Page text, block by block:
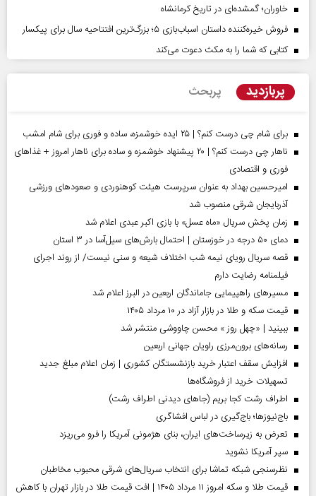
خاوران؛ گمشده‌ای در تاریخ کرمانشاه
فروش خیره‌کننده داستان اسباب‌بازی ۵؛ بزرگ‌ترین افتتاحیه سال برای پیکسار
کتابی که شما را به مکث دعوت می‌کند
پربازدید پربحث
برای شام چی درست کنم؟ | ۲۵ ایده خوشمزه، ساده و فوری برای شام امشب
ناهار چی درست کنم؟ | ۲۰ پیشنهاد خوشمزه و ساده برای ناهار امروز + غذاهای
فوری و اقتصادی
امیرحسین بهداد به عنوان سرپرست هیئت کوهنوردی و صعودهای ورزشی
آذربایجان شرقی منصوب شد
زمان پخش سریال «ماه عسل» با بازی اکبر عبدی اعلام شد
دمای ۵۰ درجه در خوزستان | احتمال بارش‌های سیل‌آسا در ۳ استان
قصه سریال رویای نیمه شب اختلاف شیعه و سنی نیست/ از روند اجرای
فیلمنامه رضایت دارم
مسیر‌های راهپیمایی جاماندگان اربعین در البرز اعلام شد
قیمت سکه و طلا در بازار آزاد در ۱۰ مرداد ۱۴۰۵
ببینید | «چهل روز » محسن چاووشی منتشر شد
رسانه‌های برون‌مرزی راویان جهانی اربعین
افزایش سقف اعتبار خرید بازنشستگان کشوری | زمان اعلام مبلغ جدید
تسهیلات خرید از فروشگاه‌ها
اطراف رشت کجا بریم (جاهای دیدنی اطراف رشت)
باج‌نیوزها؛ باج‌گیری در لباس افشاگری
تعرض به زیرساخت‌های ایران، بنای هژمونی آمریکا را فرو می‌ریزد
سپر آمریکا نشوید
نظرسنجی شبکه تماشا برای انتخاب سریال‌های شرقی محبوب مخاطبان
قیمت طلا و سکه امروز ۱۱ مرداد ۱۴۰۵ | افت قیمت طلا در بازار تهران با کاهش